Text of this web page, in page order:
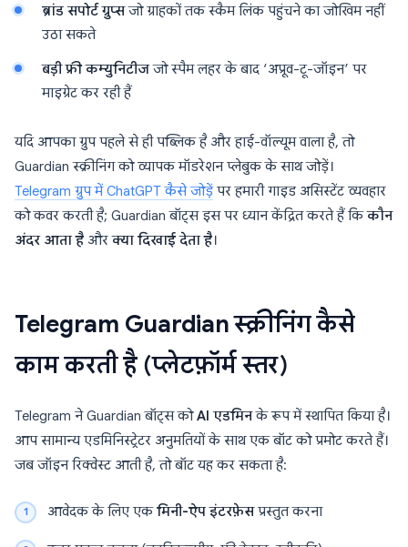
ब्रांड सपोर्ट ग्रुप्सजो ग्राहकों तक स्कैम लिंक पहुंचने का जोखिम नहीं
उठा सकते
बड़ी फ्री कम्युनिटीजजो स्पैम लहर के बाद ‘अप्रूव-टू-जॉइन’ पर
माइग्रेट कर रही हैं
यदि आपका ग्रुप पहले से ही पब्लिक है और हाई-वॉल्यूम वाला है, तो
Guardian स्क्रीनिंग को व्यापक मॉडरेशन प्लेबुक के साथ जोड़ें।
Telegram ग्रुप में ChatGPT कैसे जोड़ेंपर हमारी गाइड असिस्टेंट व्यवहार
को कवर करती है; Guardian बॉट्स इस पर ध्यान केंद्रित करते हैं किकौन
अंदर आता है औरक्या दिखाई देता है।
Telegram Guardian स्क्रीनिंग कैसे
काम करती है (प्लेटफ़ॉर्म स्तर)
Telegram ने Guardian बॉट्स कोAI एडमिनके रूप में स्थापित किया है।
आप सामान्य एडमिनिस्ट्रेटर अनुमतियों के साथ एक बॉट को प्रमोट करते हैं।
जब जॉइन रिक्वेस्ट आती है, तो बॉट यह कर सकता है:
आवेदक के लिए एकमिनी-ऐप इंटरफ़ेसप्रस्तुत करना